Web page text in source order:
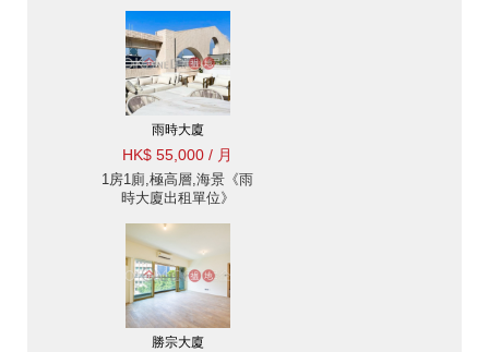
雨時大廈
HK$ 55,000 / 月
1房1廁,極高層,海景《雨
時大廈出租單位》
勝宗大廈